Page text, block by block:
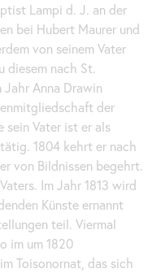
Lampi d. J. an der
bei Hubert Maurer und
von seinem Vater
diesem nach St.
Anna Drawin
der
sein Vater ist er als
1804 kehrt er nach
von Bildnissen begehrt.
Im Jahr 1813 wird
Künste ernannt
teil. Viermal
im um 1820
Toisonornat, das sich